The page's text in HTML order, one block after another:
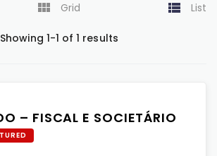
Grid List
Showing 1-1 of 1 results
– FISCAL E SOCIETÁRIO